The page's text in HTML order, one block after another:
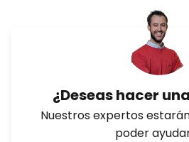
¿Deseas hacer
Nuestros expertos
poder